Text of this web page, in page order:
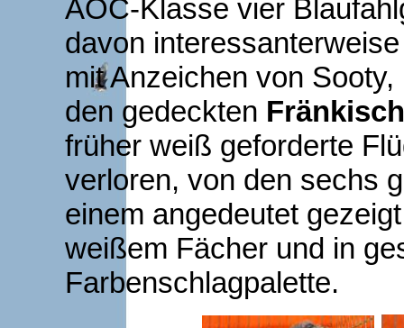
AOC-Klasse vier
davon
mit Anzeichen von
den gedeckten
früher weiß geforderte
verloren, von den sechs
einem angedeutet
weißem Fächer und in
Farbenschlagpalette.